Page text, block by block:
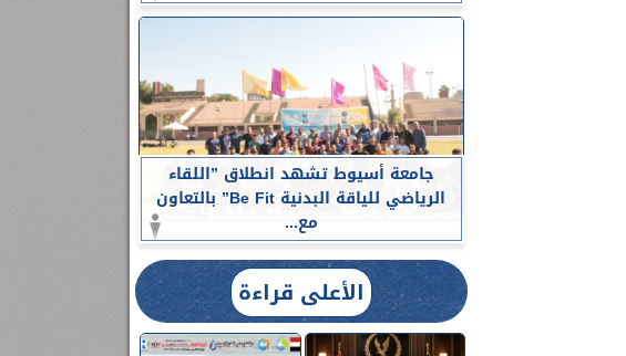
جامعة أسيوط تشهد انطلاق ”اللقاء
الرياضي للياقة البدنية Be Fit” بالتعاون
مع...
الأعلى قراءة